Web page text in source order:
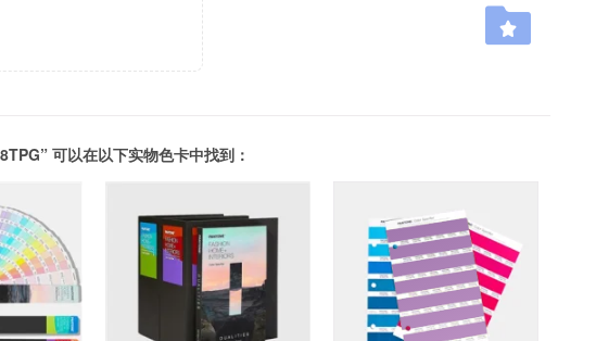
可以在以下实物色卡中找到：